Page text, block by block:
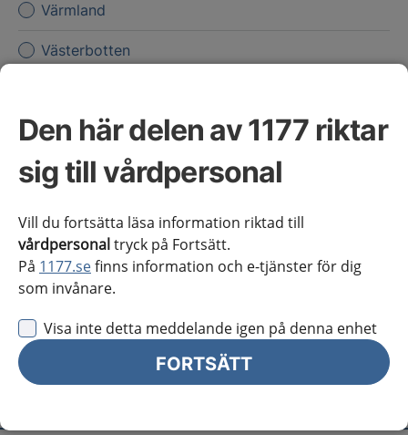
Den här delen av 1177 riktar
sig till vårdpersonal
Vill du fortsätta läsa information riktad till
vårdpersonaltryck på Fortsätt.
På 1177.sefinns information och e-tjänster för dig
som invånare.
Visa inte detta meddelande igen på denna enhet
FORTSÄTT
Värmland
Västerbotten
Västmanland
Västra Götaland
Östergötland
Jag vill inte se någon regional information
och viktig information som gäller just din region.
Stäng regionsväljaren
Stäng